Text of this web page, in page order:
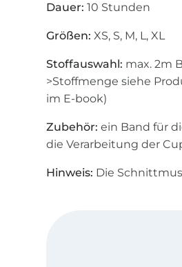
Dauer: 10 Stunden
Größen: XS, S, M, L, XL
Stoffauswahl: max. 2m
>Stoffmenge siehe
im E-book)
Zubehör: ein Band für
die Verarbeitung der
Hinweis: Die